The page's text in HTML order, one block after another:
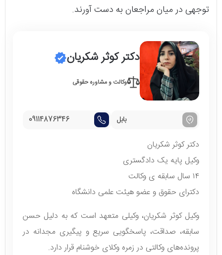
توجهی در میان مراجعان به دست آورند.
دکتر کوثر شکریان
وکالت و مشاوره حقوقی
بابل 09114876346
دکتر کوثر شکریان
وکیل پایه یک دادگستری
۱۴ سال سابقه ی وکالت
دکترای حقوق و عضو هیئت علمی دانشگاه
وکیل کوثر شکریان، وکیلی متعهد است که به دلیل حسن
سابقه، صداقت، پاسخگویی سریع و پیگیری مجدانه در
پرونده‌های وکالتی در زمره وکلای خوشنام قرار دارد.